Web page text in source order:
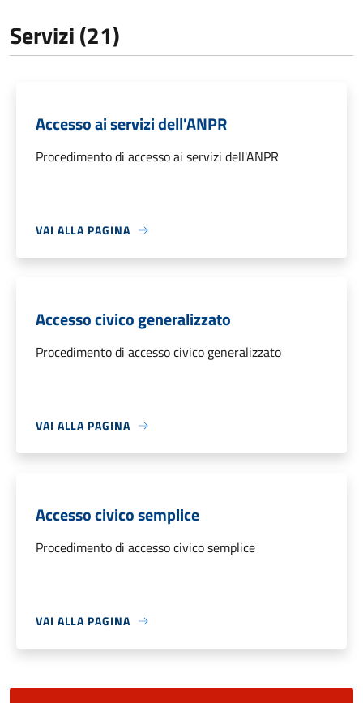
Servizi (21)
Accesso ai servizi dell'ANPR
Procedimento di accesso ai servizi dell'ANPR
VAI ALLA PAGINA
Accesso civico generalizzato
Procedimento di accesso civico generalizzato
VAI ALLA PAGINA
Accesso civico semplice
Procedimento di accesso civico semplice
VAI ALLA PAGINA